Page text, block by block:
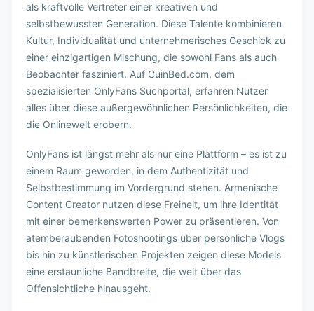
als kraftvolle Vertreter einer kreativen und
selbstbewussten Generation. Diese Talente kombinieren
Kultur, Individualität und unternehmerisches Geschick zu
einer einzigartigen Mischung, die sowohl Fans als auch
Beobachter fasziniert. Auf CuinBed.com, dem
spezialisierten OnlyFans Suchportal, erfahren Nutzer
alles über diese außergewöhnlichen Persönlichkeiten, die
die Onlinewelt erobern.
OnlyFans ist längst mehr als nur eine Plattform – es ist zu
einem Raum geworden, in dem Authentizität und
Selbstbestimmung im Vordergrund stehen. Armenische
Content Creator nutzen diese Freiheit, um ihre Identität
mit einer bemerkenswerten Power zu präsentieren. Von
atemberaubenden Fotoshootings über persönliche Vlogs
bis hin zu künstlerischen Projekten zeigen diese Models
eine erstaunliche Bandbreite, die weit über das
Offensichtliche hinausgeht.